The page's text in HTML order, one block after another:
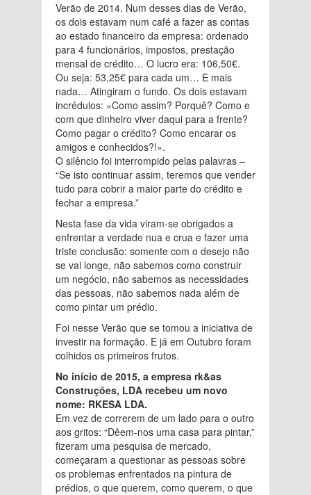
Verão de 2014. Num desses dias de Verão,
os dois estavam num café a fazer as contas
ao estado financeiro da empresa: ordenado
para 4 funcionários, impostos, prestação
mensal de crédito… O lucro era: 106,50€.
Ou seja: 53,25€ para cada um… E mais
nada… Atingiram o fundo. Os dois estavam
incrédulos: «Como assim? Porquê? Como e
com que dinheiro viver daqui para a frente?
Como pagar o crédito? Como encarar os
amigos e conhecidos?!».
O silêncio foi interrompido pelas palavras –
“Se isto continuar assim, teremos que vender
tudo para cobrir a maior parte do crédito e
fechar a empresa.”
Nesta fase da vida viram-se obrigados a
enfrentar a verdade nua e crua e fazer uma
triste conclusão: somente com o desejo não
se vai longe, não sabemos como construir
um negócio, não sabemos as necessidades
das pessoas, não sabemos nada além de
como pintar um prédio.
Foi nesse Verão que se tomou a iniciativa de
investir na formação. E já em Outubro foram
colhidos os primeiros frutos.
No início de 2015, a empresa rk&as
Construções, LDA recebeu um novo
nome: RKESA LDA.
Em vez de correrem de um lado para o outro
aos gritos: “Dêem-nos uma casa para pintar,”
fizeram uma pesquisa de mercado,
começaram a questionar as pessoas sobre
os problemas enfrentados na pintura de
prédios, o que querem, como querem, o que